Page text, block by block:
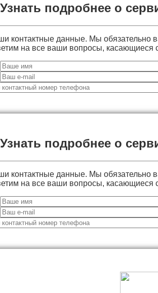
Узнать подробнее о
контактные данные. Мы обязательно
на все ваши вопросы, касающиеся
Узнать подробнее о
контактные данные. Мы обязательно
на все ваши вопросы, касающиеся